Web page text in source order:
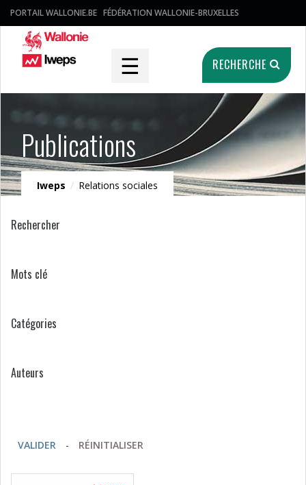
PORTAIL WALLONIE.BE FÉDÉRATION WALLONIE-BRUXELLES
☰ RECHERCHE
Publications
Iweps / Relations sociales
Rechercher
Mots clé
Catégories
Auteurs
VALIDER - RÉINITIALISER